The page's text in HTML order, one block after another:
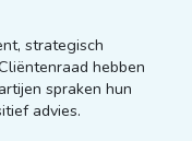
strategisch
hebben
spraken hun
advies.